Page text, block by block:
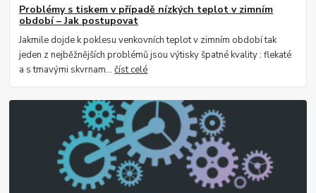
Problémy s tiskem v případě nízkých teplot v zimním
období – Jak postupovat
Jakmile dojde k poklesu venkovních teplot v zimním období tak
jeden z nejběžnějších problémů jsou výtisky špatné kvality : flekaté
a s tmavými skvrnam...číst celé